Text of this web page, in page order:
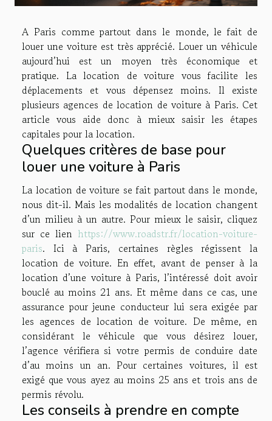
A Paris comme partout dans le monde, le fait de
louer une voiture est très apprécié. Louer un véhicule
aujourd’hui est un moyen très économique et
pratique. La location de voiture vous facilite les
déplacements et vous dépensez moins. Il existe
plusieurs agences de location de voiture à Paris. Cet
article vous aide donc à mieux saisir les étapes
capitales pour la location.
Quelques critères de base pour
louer une voiture à Paris
La location de voiture se fait partout dans le monde,
nous dit-il. Mais les modalités de location changent
d’un milieu à un autre. Pour mieux le saisir, cliquez
sur ce lien https://www.roadstr.fr/location-voiture-
paris. Ici à Paris, certaines règles régissent la
location de voiture. En effet, avant de penser à la
location d’une voiture à Paris, l’intéressé doit avoir
bouclé au moins 21 ans. Et même dans ce cas, une
assurance pour jeune conducteur lui sera exigée par
les agences de location de voiture. De même, en
considérant le véhicule que vous désirez louer,
l’agence vérifiera si votre permis de conduire date
d’au moins un an. Pour certaines voitures, il est
exigé que vous ayez au moins 25 ans et trois ans de
permis révolu.
Les conseils à prendre en compte